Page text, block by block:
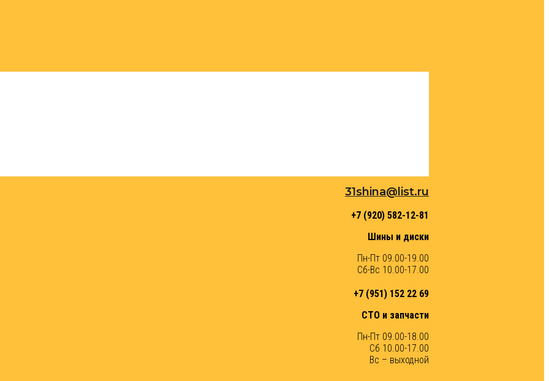
31shina@list.ru
+7 (920) 582-12-81
Шины и диски
Пн-Пт 09.00-19.00
Сб-Вс 10.00-17.00
+7 (951) 152 22 69
СТО и запчасти
Пн-Пт 09.00-18.00
Сб 10.00-17.00
Вс – выходной